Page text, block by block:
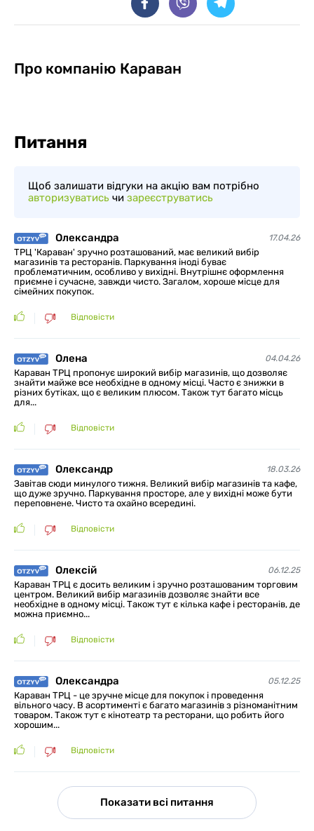
Про компанію Караван
Питання
Щоб залишати відгуки на акцію вам потрібно
авторизуватись чи зареєструватись
Олександра 17.04.26
ТРЦ 'Караван' зручно розташований, має великий вибір
магазинів та ресторанів. Паркування іноді буває
проблематичним, особливо у вихідні. Внутрішнє оформлення
приємне і сучасне, завжди чисто. Загалом, хороше місце для
сімейних покупок.
Відповісти
Олена 04.04.26
Караван ТРЦ пропонує широкий вибір магазинів, що дозволяє
знайти майже все необхідне в одному місці. Часто є знижки в
різних бутіках, що є великим плюсом. Також тут багато місць
для...
Відповісти
Олександр 18.03.26
Завітав сюди минулого тижня. Великий вибір магазинів та кафе,
що дуже зручно. Паркування просторе, але у вихідні може бути
переповнене. Чисто та охайно всередині.
Відповісти
Олексій 06.12.25
Караван ТРЦ є досить великим і зручно розташованим торговим
центром. Великий вибір магазинів дозволяє знайти все
необхідне в одному місці. Також тут є кілька кафе і ресторанів, де
можна приємно...
Відповісти
Олександра 05.12.25
Караван ТРЦ - це зручне місце для покупок і проведення
вільного часу. В асортименті є багато магазинів з різноманітним
товаром. Також тут є кінотеатр та ресторани, що робить його
хорошим...
Відповісти
Показати всі питання